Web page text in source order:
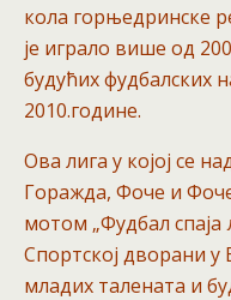
кола горњедринске
је играло више од
будућих фудбалских
2010.године.
Ова лига у којој се
Горажда, Фоче и
мотом „Фудбал спаја
Спортској дворани у
младих талената и